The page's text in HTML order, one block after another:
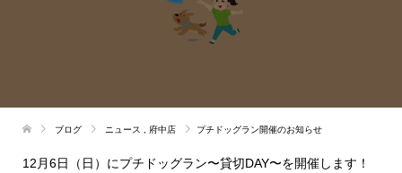
ブログ ニュース 府中店 プチドッグラン開催のお知らせ
12月6日（日）にプチドッグラン〜貸切DAY〜を開催します！